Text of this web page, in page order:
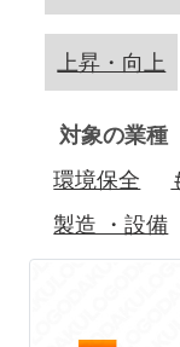
上昇・向上
対象の業種
環境保全
製造 ・設備